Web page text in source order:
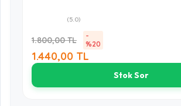
(5.0)
1.800,00 TL
-
%20
1.440,00 TL
Stok Sor